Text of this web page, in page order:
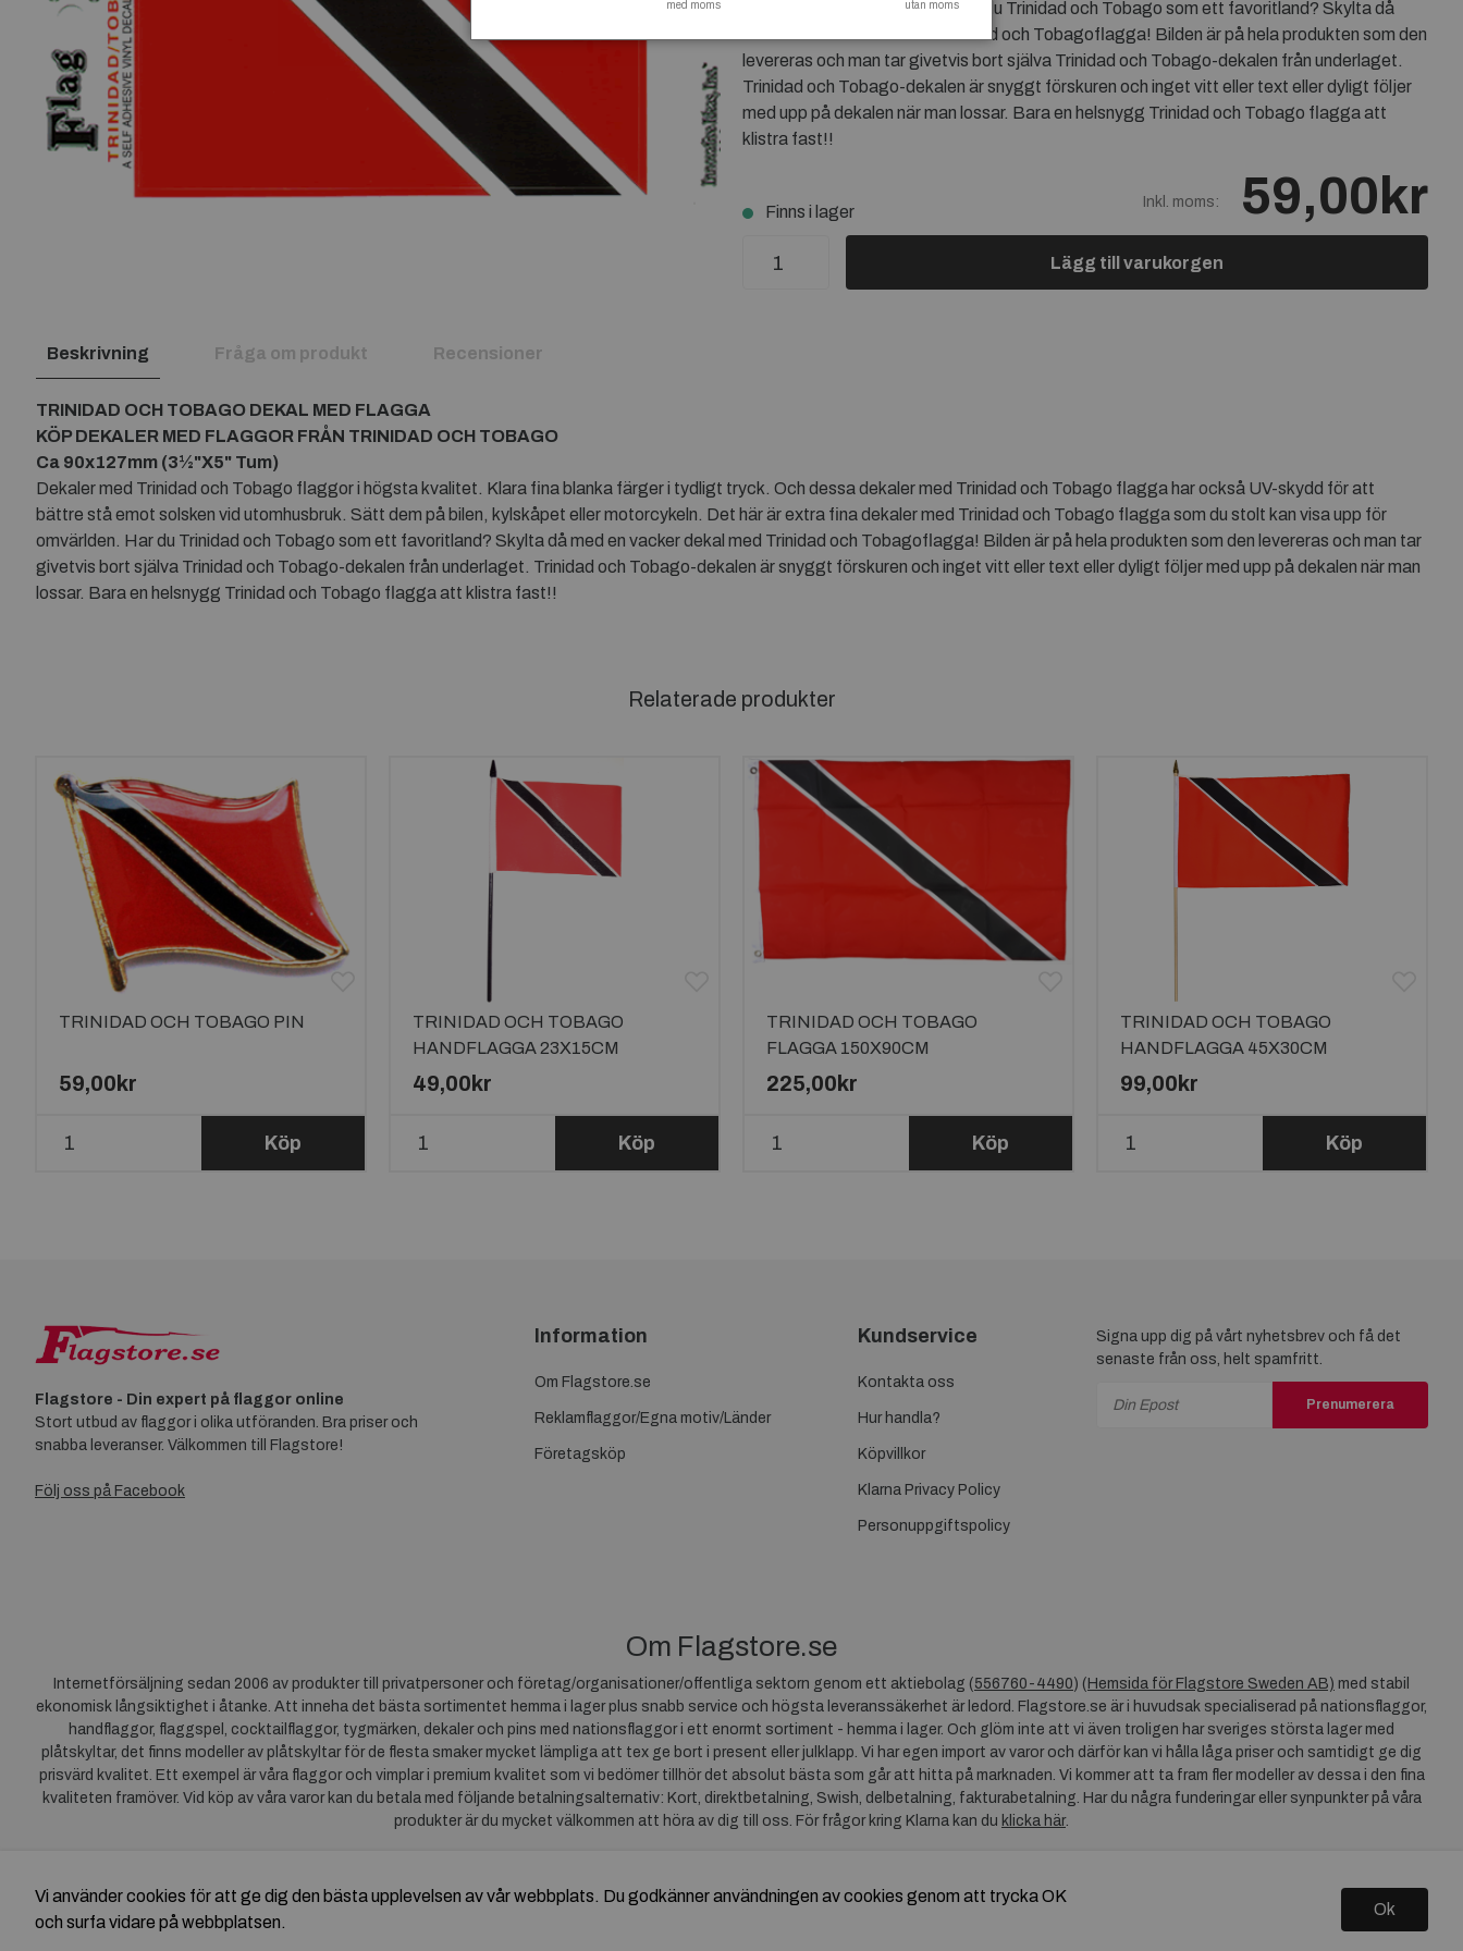
kan visa upp för omvärlden. Har du Trinidad och Tobago som ett favoritland? Skylta då
med en vacker dekal med Trinidad och Tobagoflagga! Bilden är på hela produkten som den
levereras och man tar givetvis bort själva Trinidad och Tobago-dekalen från underlaget.
Trinidad och Tobago-dekalen är snyggt förskuren och inget vitt eller text eller dyligt följer
med upp på dekalen när man lossar. Bara en helsnygg Trinidad och Tobago flagga att
klistra fast!!
Finns i lager
Inkl. moms: 59,00kr
Lägg till varukorgen
Beskrivning Fråga om produkt Recensioner
TRINIDAD OCH TOBAGO DEKAL MED FLAGGA
KÖP DEKALER MED FLAGGOR FRÅN TRINIDAD OCH TOBAGO
Ca 90x127mm (3½"X5" Tum)
Dekaler med Trinidad och Tobago flaggor i högsta kvalitet. Klara fina blanka färger i tydligt tryck. Och dessa dekaler med Trinidad och Tobago flagga har också UV-skydd för att
bättre stå emot solsken vid utomhusbruk. Sätt dem på bilen, kylskåpet eller motorcykeln. Det här är extra fina dekaler med Trinidad och Tobago flagga som du stolt kan visa upp för
omvärlden. Har du Trinidad och Tobago som ett favoritland? Skylta då med en vacker dekal med Trinidad och Tobagoflagga! Bilden är på hela produkten som den levereras och man tar
givetvis bort själva Trinidad och Tobago-dekalen från underlaget. Trinidad och Tobago-dekalen är snyggt förskuren och inget vitt eller text eller dyligt följer med upp på dekalen när man
lossar. Bara en helsnygg Trinidad och Tobago flagga att klistra fast!!
Relaterade produkter
TRINIDAD OCH TOBAGO PIN
59,00kr
Köp
TRINIDAD OCH TOBAGO
HANDFLAGGA 23X15CM
49,00kr
Köp
TRINIDAD OCH TOBAGO
FLAGGA 150X90CM
225,00kr
Köp
TRINIDAD OCH TOBAGO
HANDFLAGGA 45X30CM
99,00kr
Köp
Flagstore - Din expert på flaggor online
Stort utbud av flaggor i olika utföranden. Bra priser och
snabba leveranser. Välkommen till Flagstore!
Följ oss på Facebook
Information
Om Flagstore.se
Reklamflaggor/Egna motiv/Länder
Företagsköp
Kundservice
Kontakta oss
Hur handla?
Köpvillkor
Klarna Privacy Policy
Personuppgiftspolicy
Signa upp dig på vårt nyhetsbrev och få det
senaste från oss, helt spamfritt.
Prenumerera
Om Flagstore.se
Internetförsäljning sedan 2006 av produkter till privatpersoner och företag/organisationer/offentliga sektorn genom ett aktiebolag (556760-4490) ( Hemsida för Flagstore Sweden AB) med stabil
ekonomisk långsiktighet i åtanke. Att inneha det bästa sortimentet hemma i lager plus snabb service och högsta leveranssäkerhet är ledord. Flagstore.se är i huvudsak specialiserad på nationsflaggor,
handflaggor, flaggspel, cocktailflaggor, tygmärken, dekaler och pins med nationsflaggor i ett enormt sortiment - hemma i lager. Och glöm inte att vi även troligen har sveriges största lager med
plåtskyltar, det finns modeller av plåtskyltar för de flesta smaker mycket lämpliga att tex ge bort i present eller julklapp. Vi har egen import av varor och därför kan vi hålla låga priser och samtidigt ge dig
prisvärd kvalitet. Ett exempel är våra flaggor och vimplar i premium kvalitet som vi bedömer tillhör det absolut bästa som går att hitta på marknaden. Vi kommer att ta fram fler modeller av dessa i den fina
kvaliteten framöver. Vid köp av våra varor kan du betala med följande betalningsalternativ: Kort, direktbetalning, Swish, delbetalning, fakturabetalning. Har du några funderingar eller synpunkter på våra
produkter är du mycket välkommen att höra av dig till oss. För frågor kring Klarna kan du klicka här.
Copyright © 2026 Flagstore.se Skapad med Vendre
Vi använder cookies för att ge dig den bästa upplevelsen av vår webbplats. Du godkänner användningen av cookies genom att trycka OK
och surfa vidare på webbplatsen.
Ok
med moms utan moms